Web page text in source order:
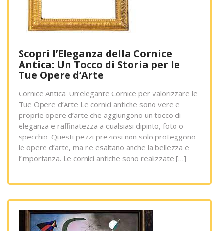
Scopri l’Eleganza della Cornice
Antica: Un Tocco di Storia per le
Tue Opere d’Arte
Cornice Antica: Un’elegante Cornice per Valorizzare le
Tue Opere d’Arte Le cornici antiche sono vere e
proprie opere d’arte che aggiungono un tocco di
eleganza e raffinatezza a qualsiasi dipinto, foto o
specchio. Questi pezzi preziosi non solo proteggono
le opere d’arte, ma ne esaltano anche la bellezza e
l’importanza. Le cornici antiche sono realizzate […]